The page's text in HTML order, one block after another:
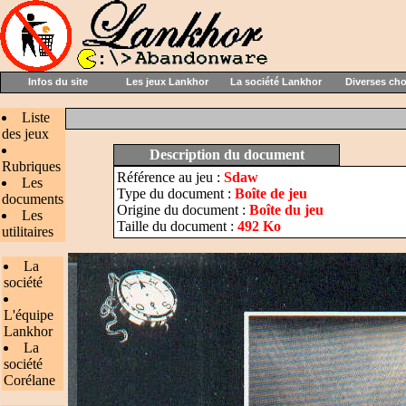
Infos du site Les jeux Lankhor La société Lankhor Diverses
Liste
des jeux
Rubriques
Les
documents
Les
utilitaires
La
société
L'équipe
Lankhor
La
société
Corélane
Description du document
Référence au jeu : Sdaw
Type du document : Boîte de jeu
Origine du document : Boîte du jeu
Taille du document : 492 Ko